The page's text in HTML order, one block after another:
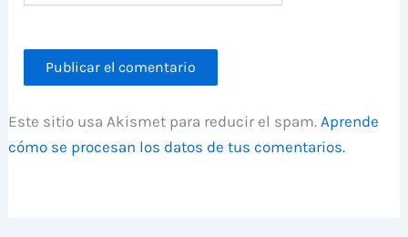
Este sitio usa Akismet para reducir el spam.Aprende
cómo se procesan los datos de tus comentarios.